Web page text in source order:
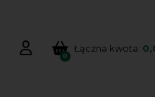
0
Łączna kwota: